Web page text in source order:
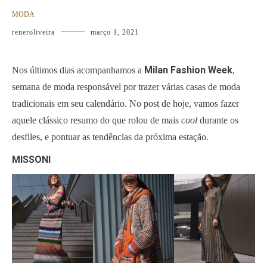
MODA
reneroliveira março 1, 2021
Nos últimos dias acompanhamos a Milan Fashion Week,
semana de moda responsável por trazer várias casas de moda
tradicionais em seu calendário. No post de hoje, vamos fazer
aquele clássico resumo do que rolou de mais cool durante os
desfiles, e pontuar as tendências da próxima estação.
MISSONI